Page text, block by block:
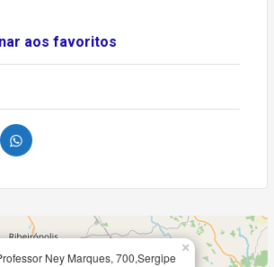
aos favoritos
Ney Marques, 700,Sergipe
×